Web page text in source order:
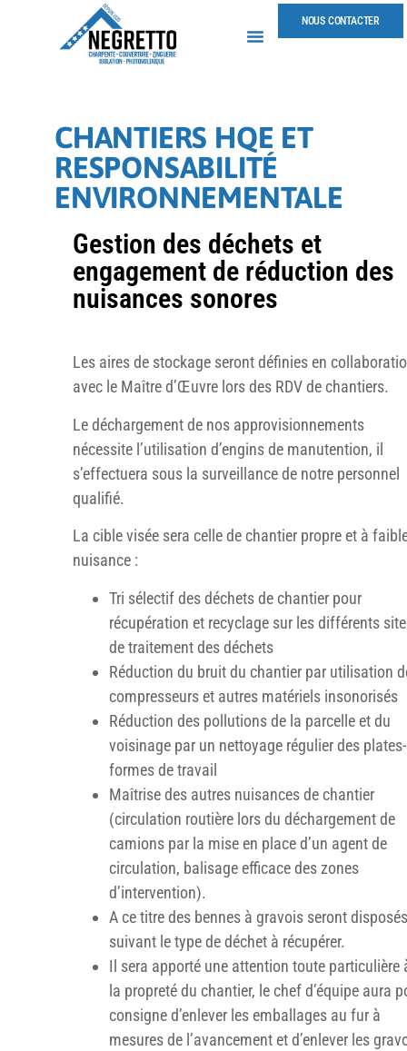
NOUS CONTACTER
CHANTIERS HQE ET
RESPONSABILITÉ
ENVIRONNEMENTALE
Gestion des déchets et
engagement de réduction des
nuisances sonores
Les aires de stockage seront définies en
avec le Maître d’Œuvre lors des RDV de chantiers.
Le déchargement de nos approvisionnements
nécessite l’utilisation d’engins de manutention, il
s’effectuera sous la surveillance de notre personnel
qualifié.
La cible visée sera celle de chantier propre et à
nuisance :
Tri sélectif des déchets de chantier pour
récupération et recyclage sur les différents
de traitement des déchets
Réduction du bruit du chantier par utilisation
compresseurs et autres matériels insonorisés
Réduction des pollutions de la parcelle et du
voisinage par un nettoyage régulier des plates-
formes de travail
Maîtrise des autres nuisances de chantier
(circulation routière lors du déchargement de
camions par la mise en place d’un agent de
circulation, balisage efficace des zones
d’intervention).
A ce titre des bennes à gravois seront disposés
suivant le type de déchet à récupérer.
Il sera apporté une attention toute particulière
la propreté du chantier, le chef d’équipe aura
consigne d’enlever les emballages au fur à
mesures de l’avancement et d’enlever les